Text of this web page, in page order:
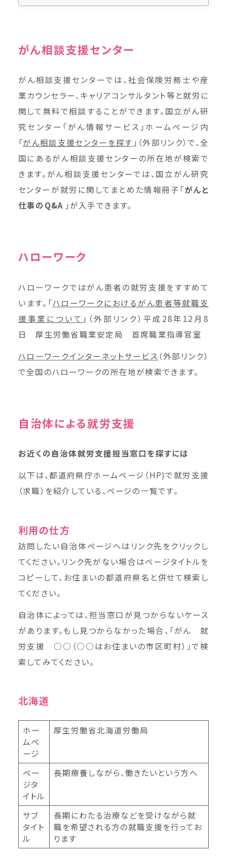
がん相談支援センター
がん相談支援センターでは、社会保険労務士や産
業カウンセラー、キャリアコンサルタント等と就労に
関して無料で相談することができます。国立がん研
究センター「がん情報サービス」ホームページ内
「がん相談支援センターを探す 」（外部リンク）で、全
国にあるがん相談支援センターの所在地が検索で
きます。がん相談支援センターでは、国立がん研究
センターが就労に関してまとめた情報冊子「がんと
仕事のQ&A 」が入手できます。
ハローワーク
ハローワークではがん患者の就労支援をすすめて
います。「ハローワークにおけるがん患者等就職支
援事業について 」（外部リンク）平成28年12月8
日 厚生労働省職業安定局 首席職業指導官室
ハローワークインターネットサービス （外部リンク）
で全国のハローワークの所在地が検索できます。
自治体による就労支援
お近くの自治体就労支援担当窓口を探すには
以下は、都道府県庁ホームページ（HP)で就労支援
（求職）を紹介している、ページの一覧です。
利用の仕方
訪問したい自治体ページへはリンク先をクリックし
てください。リンク先がない場合はページタイトルを
コピーして、お住まいの都道府県名と併せて検索し
てください。
自治体によっては、担当窓口が見つからないケース
があります。もし見つからなかった場合、「がん 就
労支援 ○○（○○はお住まいの市区町村）」で検
索してみてください。
北海道
ホー
ムペ
ージ
厚生労働省北海道労働局
ペー
ジタ
イトル
長期療養しながら、働きたいという方へ
サブ
タイト
ル
長期にわたる治療などを受けながら就
職を希望される方の就職支援を行ってお
ります